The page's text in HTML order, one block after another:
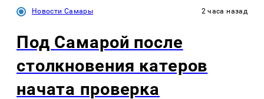
Новости Самары 2 часа назад
Под Самарой после
столкновения катеров
начата проверка